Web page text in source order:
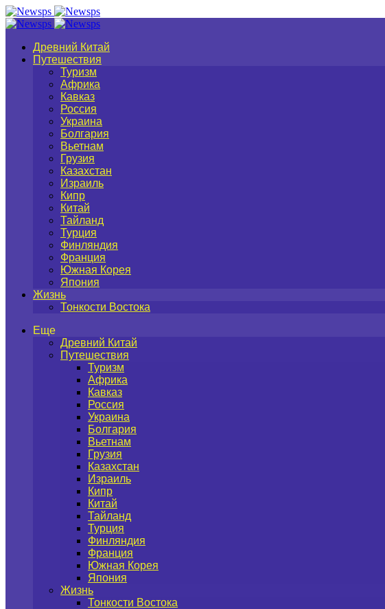
Древний Китай
Путешествия
Туризм
Африка
Кавказ
Россия
Украина
Болгария
Вьетнам
Грузия
Казахстан
Израиль
Кипр
Китай
Тайланд
Турция
Финляндия
Франция
Южная Корея
Япония
Жизнь
Тонкости Востока
Еще
Древний Китай
Путешествия
Туризм
Африка
Кавказ
Россия
Украина
Болгария
Вьетнам
Грузия
Казахстан
Израиль
Кипр
Китай
Тайланд
Турция
Финляндия
Франция
Южная Корея
Япония
Жизнь
Тонкости Востока